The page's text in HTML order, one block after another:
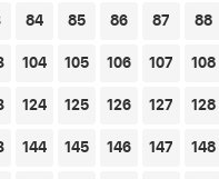
84 85 86 87 88
104 105 106 107 108
124 125 126 127 128
144 145 146 147 148